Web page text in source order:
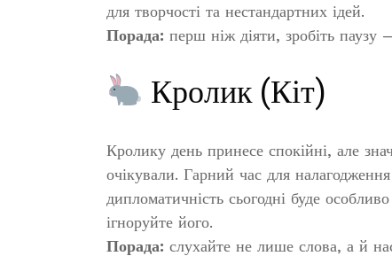
для творчості та нестандартних ідей.
Порада: перш ніж діяти, зробіть
Кролик (Кіт)
Кролику день принесе спокійні, але
очікували. Гарний час для
дипломатичність сьогодні буде
ігноруйте його.
Порада: слухайте не лише слова, а й